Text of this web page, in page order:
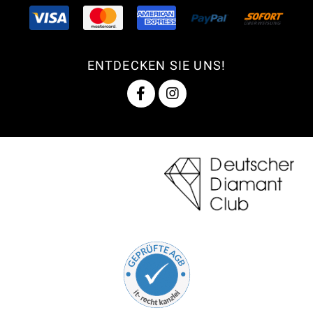
ENTDECKEN SIE UNS!